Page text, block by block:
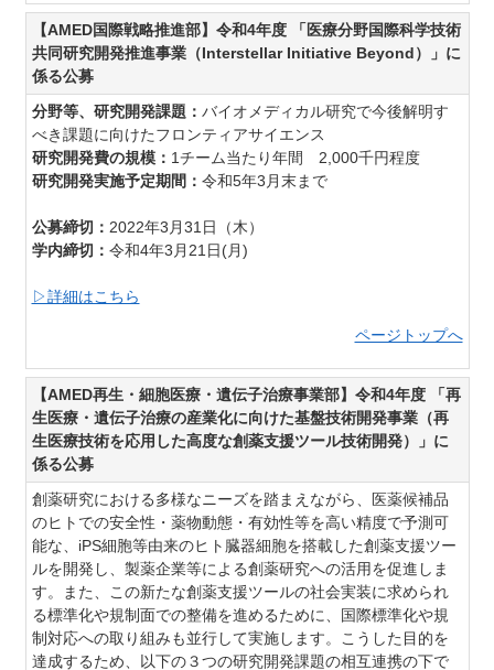
【AMED国際戦略推進部】令和4年度 「医療分野国際科学技術
共同研究開発推進事業（Interstellar Initiative Beyond）」に
係る公募
分野等、研究開発課題： バイオメディカル研究で今後解明す
べき課題に向けたフロンティアサイエンス
研究開発費の規模： 1チーム当たり年間 2,000千円程度
研究開発実施予定期間： 令和5年3月末まで
公募締切： 2022年3月31日（木）
学内締切： 令和4年3月21日(月)
▷詳細はこちら
ページトップへ
【AMED再生・細胞医療・遺伝子治療事業部】令和4年度 「再
生医療・遺伝子治療の産業化に向けた基盤技術開発事業（再
生医療技術を応用した高度な創薬支援ツール技術開発）」に
係る公募
創薬研究における多様なニーズを踏まえながら、医薬候補品
のヒトでの安全性・薬物動態・有効性等を高い精度で予測可
能な、iPS細胞等由来のヒト臓器細胞を搭載した創薬支援ツー
ルを開発し、製薬企業等による創薬研究への活用を促進しま
す。また、この新たな創薬支援ツールの社会実装に求められ
る標準化や規制面での整備を進めるために、国際標準化や規
制対応への取り組みも並行して実施します。こうした目的を
達成するため、以下の３つの研究開発課題の相互連携の下で